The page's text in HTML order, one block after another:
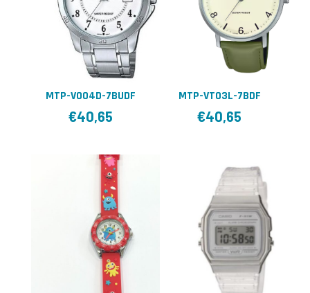
MTP-V004D-7BUDF
€40,65
MTP-VT03L-7BDF
€40,65